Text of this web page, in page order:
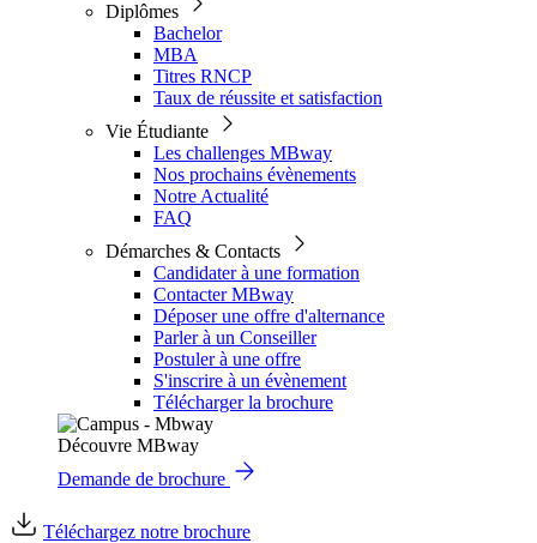
Diplômes
Bachelor
MBA
Titres RNCP
Taux de réussite et satisfaction
Vie Étudiante
Les challenges MBway
Nos prochains évènements
Notre Actualité
FAQ
Démarches & Contacts
Candidater à une formation
Contacter MBway
Déposer une offre d'alternance
Parler à un Conseiller
Postuler à une offre
S'inscrire à un évènement
Télécharger la brochure
Découvre MBway
Demande de brochure
Téléchargez notre brochure